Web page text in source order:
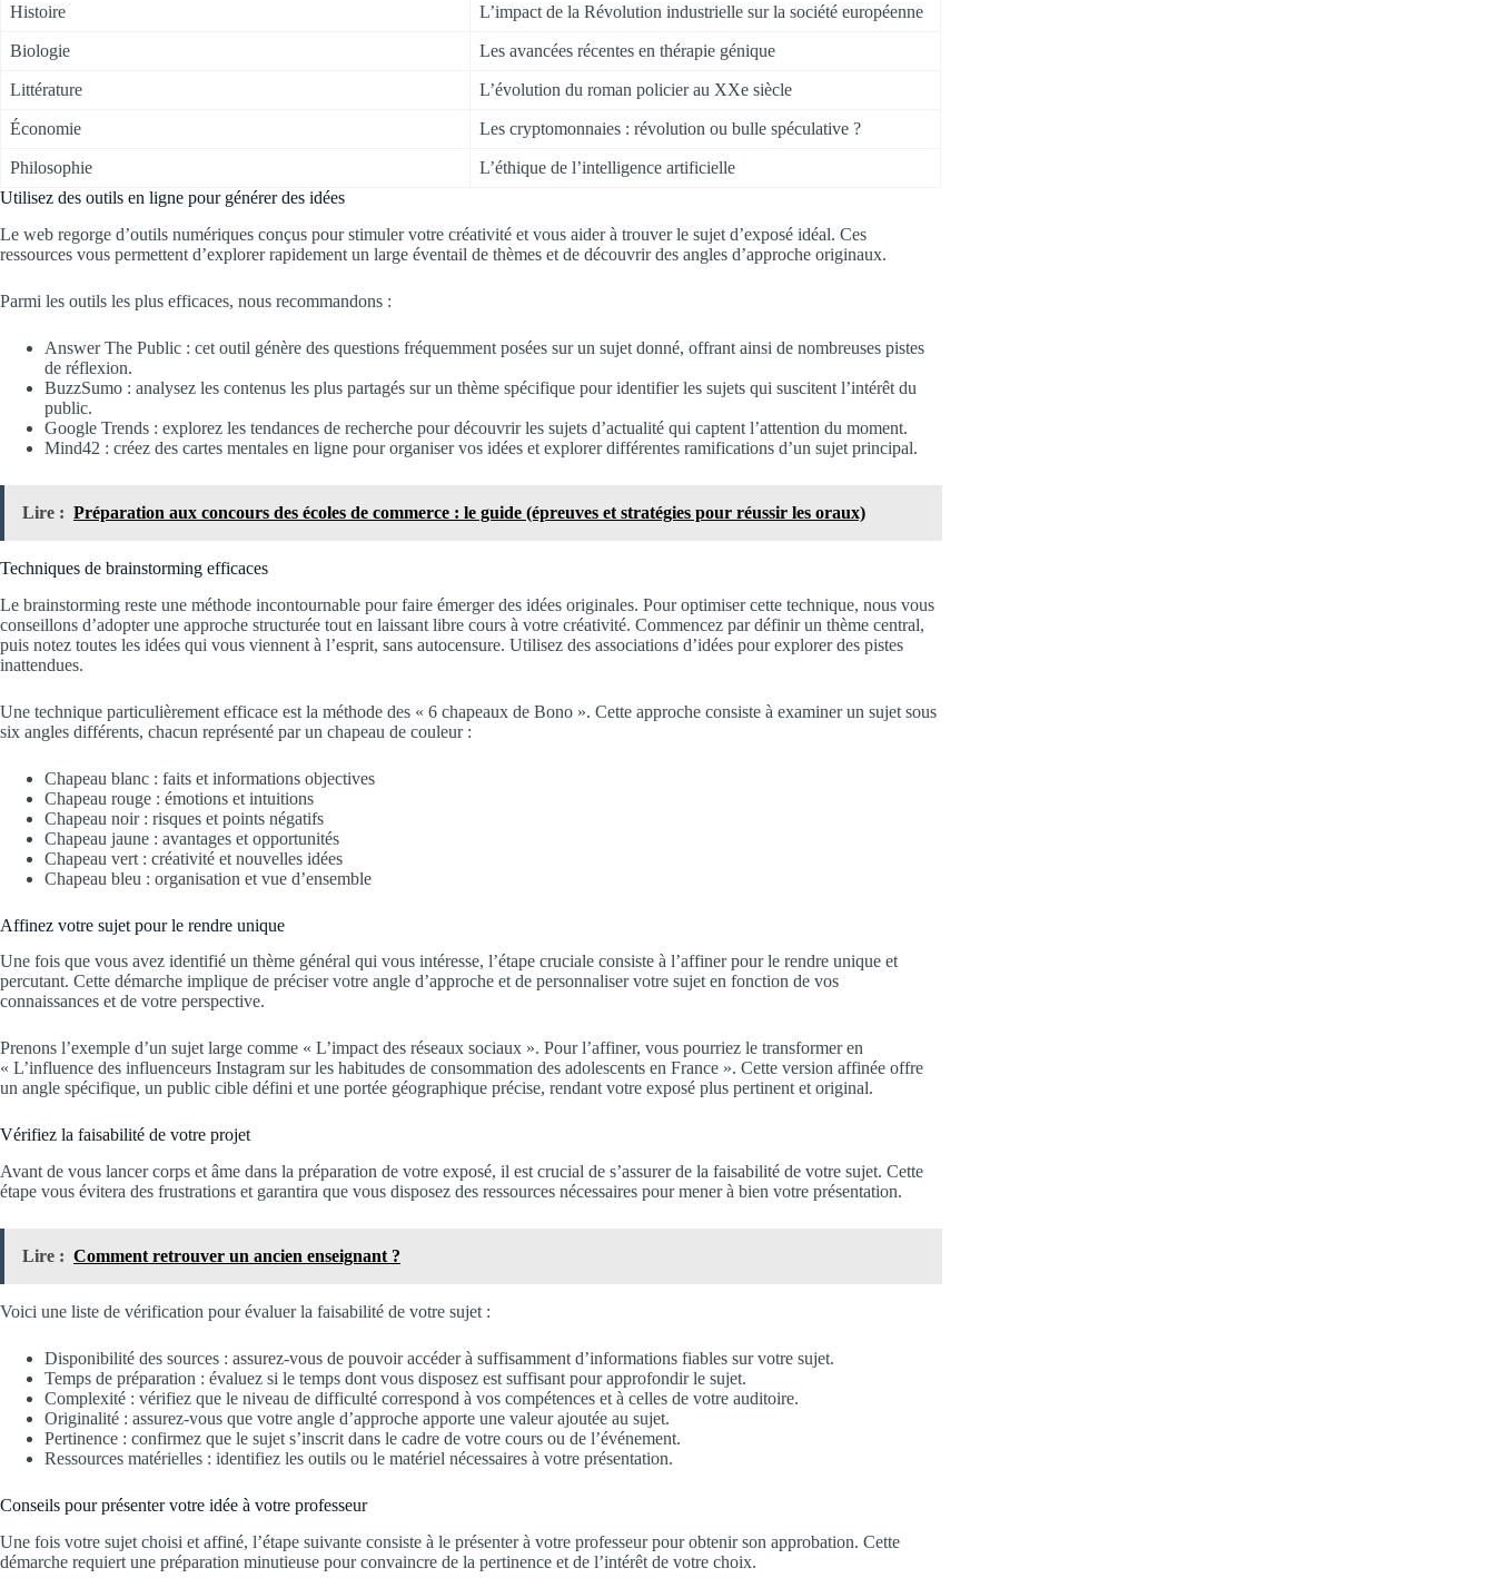
Histoire L’impact de la Révolution industrielle sur la société européenne
Biologie Les avancées récentes en thérapie génique
Littérature L’évolution du roman policier au XXe siècle
Économie Les cryptomonnaies : révolution ou bulle spéculative ?
Philosophie
L’éthique de l’intelligence artificielle
Utilisez des outils en ligne pour générer des idées
Le web regorge d’outils numériques conçus pour stimuler votre créativité et vous aider à trouver le sujet d’exposé idéal. Ces
ressources vous permettent d’explorer rapidement un large éventail de thèmes et de découvrir des angles d’approche originaux.
Parmi les outils les plus efficaces, nous recommandons :
Answer The Public : cet outil génère des questions fréquemment posées sur un sujet donné, offrant ainsi de nombreuses pistes
de réflexion.
BuzzSumo : analysez les contenus les plus partagés sur un thème spécifique pour identifier les sujets qui suscitent l’intérêt du
public.
Google Trends : explorez les tendances de recherche pour découvrir les sujets d’actualité qui captent l’attention du moment.
Mind42 : créez des cartes mentales en ligne pour organiser vos idées et explorer différentes ramifications d’un sujet principal.
Lire : Préparation aux concours des écoles de commerce : le guide (épreuves et stratégies pour réussir les oraux)
Techniques de brainstorming efficaces
Le brainstorming reste une méthode incontournable pour faire émerger des idées originales. Pour optimiser cette technique, nous vous
conseillons d’adopter une approche structurée tout en laissant libre cours à votre créativité. Commencez par définir un thème central,
puis notez toutes les idées qui vous viennent à l’esprit, sans autocensure. Utilisez des associations d’idées pour explorer des pistes
inattendues.
Une technique particulièrement efficace est la méthode des « 6 chapeaux de Bono ». Cette approche consiste à examiner un sujet sous
six angles différents, chacun représenté par un chapeau de couleur :
Chapeau blanc : faits et informations objectives
Chapeau rouge : émotions et intuitions
Chapeau noir : risques et points négatifs
Chapeau jaune : avantages et opportunités
Chapeau vert : créativité et nouvelles idées
Chapeau bleu : organisation et vue d’ensemble
Affinez votre sujet pour le rendre unique
Une fois que vous avez identifié un thème général qui vous intéresse, l’étape cruciale consiste à l’affiner pour le rendre unique et
percutant. Cette démarche implique de préciser votre angle d’approche et de personnaliser votre sujet en fonction de vos
connaissances et de votre perspective.
Prenons l’exemple d’un sujet large comme « L’impact des réseaux sociaux ». Pour l’affiner, vous pourriez le transformer en
« L’influence des influenceurs Instagram sur les habitudes de consommation des adolescents en France ». Cette version affinée offre
un angle spécifique, un public cible défini et une portée géographique précise, rendant votre exposé plus pertinent et original.
Vérifiez la faisabilité de votre projet
Avant de vous lancer corps et âme dans la préparation de votre exposé, il est crucial de s’assurer de la faisabilité de votre sujet. Cette
étape vous évitera des frustrations et garantira que vous disposez des ressources nécessaires pour mener à bien votre présentation.
Lire : Comment retrouver un ancien enseignant ?
Voici une liste de vérification pour évaluer la faisabilité de votre sujet :
Disponibilité des sources : assurez-vous de pouvoir accéder à suffisamment d’informations fiables sur votre sujet.
Temps de préparation : évaluez si le temps dont vous disposez est suffisant pour approfondir le sujet.
Complexité : vérifiez que le niveau de difficulté correspond à vos compétences et à celles de votre auditoire.
Originalité : assurez-vous que votre angle d’approche apporte une valeur ajoutée au sujet.
Pertinence : confirmez que le sujet s’inscrit dans le cadre de votre cours ou de l’événement.
Ressources matérielles : identifiez les outils ou le matériel nécessaires à votre présentation.
Conseils pour présenter votre idée à votre professeur
Une fois votre sujet choisi et affiné, l’étape suivante consiste à le présenter à votre professeur pour obtenir son approbation. Cette
démarche requiert une préparation minutieuse pour convaincre de la pertinence et de l’intérêt de votre choix.